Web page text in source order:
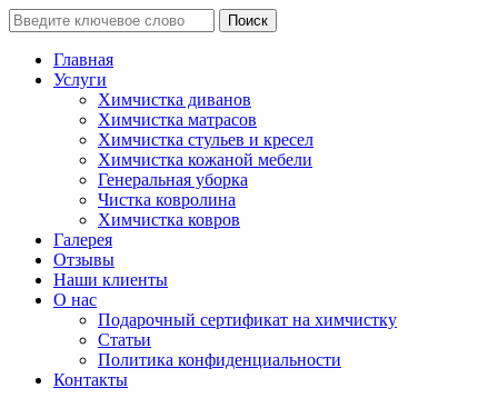
Поиск
Главная
Услуги
Химчистка диванов
Химчистка матрасов
Химчистка стульев и кресел
Химчистка кожаной мебели
Генеральная уборка
Чистка ковролина
Химчистка ковров
Галерея
Отзывы
Наши клиенты
О нас
Подарочный сертификат на химчистку
Статьи
Политика конфиденциальности
Контакты